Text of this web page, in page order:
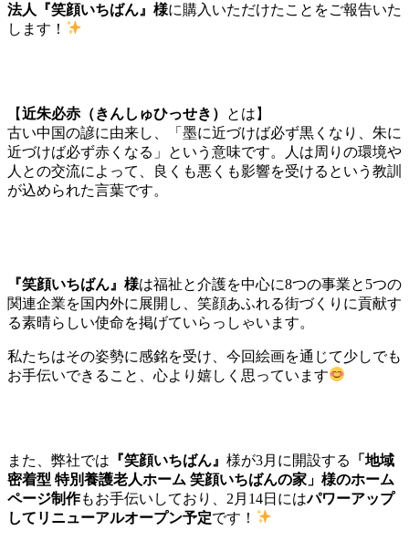
法人『笑顔いちばん』様に購入いただけたことをご報告いた
します！
【近朱必赤（きんしゅひっせき）
とは】
古い中国の諺に由来し、「墨に近づけば必ず黒くなり、朱に
近づけば必ず赤くなる」という意味です。人は周りの環境や
人との交流によって、良くも悪くも影響を受けるという教訓
が込められた言葉です。
『笑顔いちばん』様は福祉と介護を中心に8つの事業と5つの
関連企業を国内外に展開し、笑顔あふれる街づくりに貢献す
る素晴らしい使命を掲げていらっしゃいます。
私たちはその姿勢に感銘を受け、今回絵画を通じて少しでも
お手伝いできること、心より嬉しく思っています
また、弊社では 『笑顔いちばん』 様が3月に開設する
「地域
密着型 特別養護老人ホーム 笑顔いちばんの家」様のホーム
ページ制作もお手伝いしており、2月14日にはパワーアップ
してリニューアルオープン予定です！